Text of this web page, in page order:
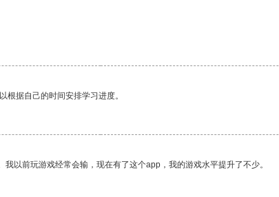
根据自己的时间安排学习进度。
以前玩游戏经常会输，现在有了这个app，我的游戏水平提升了不少。